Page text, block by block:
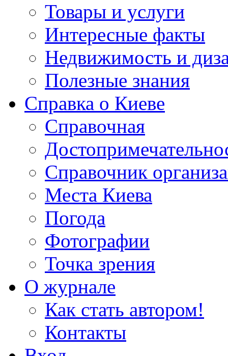
Товары и услуги
Интересные факты
Недвижимость и
Полезные знания
Справка о Киеве
Справочная
Справочник
Места Киева
Погода
Фотографии
Точка зрения
О журнале
Как стать автором!
Контакты